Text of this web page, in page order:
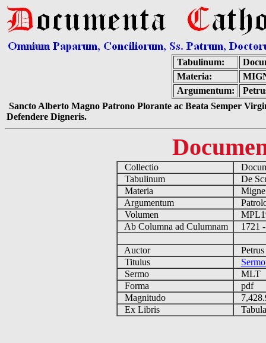
Tabulinum:
Materia:
Argumentum:
Sancto Alberto Magno Patrono Plorante ac Beata Semper
Defendere Digneris.
Collectio
Tabulinum
De
Materia
Argumentum
Volumen
Ab Columna ad Culumnam
1721
Auctor
Titulus
Sermo
MLT
Forma
pdf
Magnitudo
Ex Libris